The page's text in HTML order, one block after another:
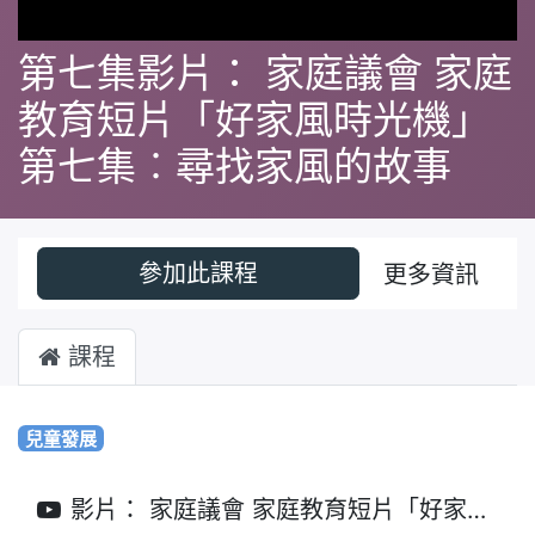
第七集影片： 家庭議會 家庭
教育短片「好家風時光機」
第七集︰尋找家風的故事
參加此課程 更多資訊
課程
兒童發展
影片： 家庭議會 家庭教育短片「好家風時光機」第七集︰尋找家風的故事